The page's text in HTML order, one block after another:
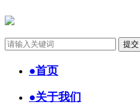
●首页
●关于我们